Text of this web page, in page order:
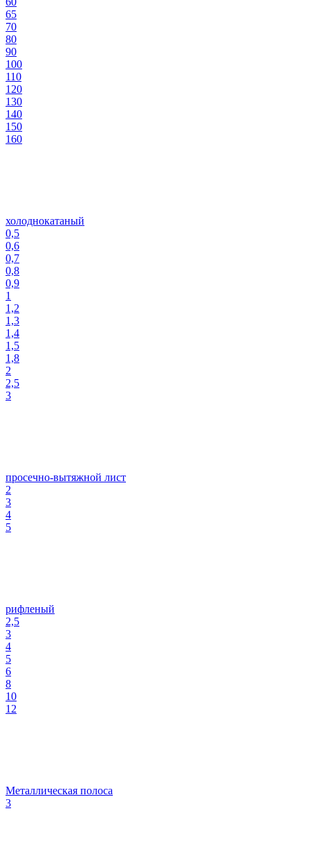
65
70
80
90
100
110
120
130
140
150
160
холоднокатаный
0,5
0,6
0,7
0,8
0,9
1
1,2
1,3
1,4
1,5
1,8
2
2,5
3
просечно-вытяжной лист
2
3
4
5
рифленый
2,5
3
4
5
6
8
10
12
Металлическая полоса
3